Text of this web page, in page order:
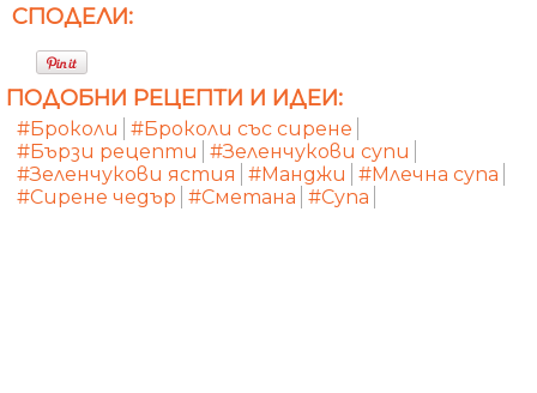
СПОДЕЛИ:
ПОДОБНИ РЕЦЕПТИ И ИДЕИ:
#Броколи
#Броколи със сирене
#Бързи рецепти
#Зеленчукови супи
#Зеленчукови ястия
#Манджи
#Млечна супа
#Сирене чедър #Сметана #Супа